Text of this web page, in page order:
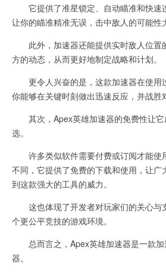
它提供了准星锁定、自动瞄准和快速
让你的瞄准精准无误，击中敌人的可能性
此外，加速器还能提供实时敌人位置
方的动态，从而更好地制定战略和计划。
更令人兴奋的是，这款加速器在使用
你能够在关键时刻做出迅速反应，并战胜
其次，Apex英雄加速器的免费性让它
选。
许多类似软件需要付费或订阅才能使
不同，它提供了免费的下载和使用，让广
到这款强大的工具的威力。
这也体现了开发者对玩家们的关心与
个更公平竞技的游戏环境。
总而言之，Apex英雄加速器是一款加
器。